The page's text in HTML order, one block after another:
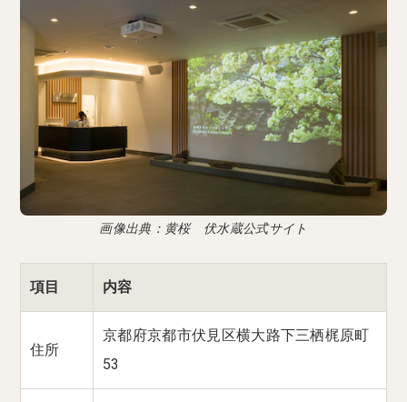
画像出典：黄桜 伏水蔵公式サイト
項目 内容
住所
京都府京都市伏見区横大路下三栖梶原町
53